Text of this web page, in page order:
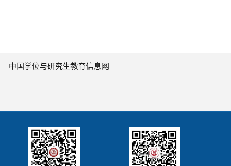
中国学位与研究生教育信息网